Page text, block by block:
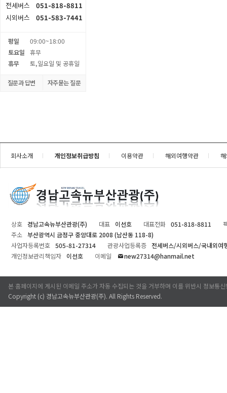
전세버스
051-818-8811
시외버스
051-583-7441
평일
09:00~18:00
토요일
휴무
휴무
토,일요일 및 공휴일
질문과 답변 자주묻는 질문
회사소개 개인정보취급방침 이용약관 해외여행약관
상호 경남고속뉴부산관광(주) 대표 이선호 대표전화 051-818-8811
주소 부산광역시 금정구 중앙대로 2008 (남산동 118-8)
사업자등록번호 505-81-27314 관광사업등록증
전세버스/시외버스/국내외여
개인정보관리책임자
이선호 이메일 new27314@hanmail.net
본 홈페이지에 게시된 이메일 주소가 자동 수집되는 것을 거부하며 이를 위반시 정보통
Copyright (c) 경남고속뉴부산관광(주). All Rights Reserved.